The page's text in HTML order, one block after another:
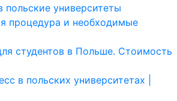
польские университеты
процедура и необходимые
студентов в Польше. Стоимость
в польских университетах |